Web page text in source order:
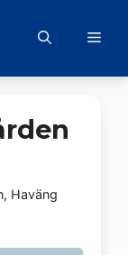
Haväng